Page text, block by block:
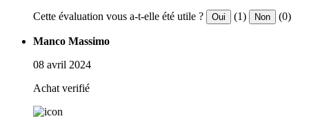
Cette évaluation vous a-t-elle été utile ? Oui (1) Non (0)
Manco Massimo
08 avril 2024
Achat verifié